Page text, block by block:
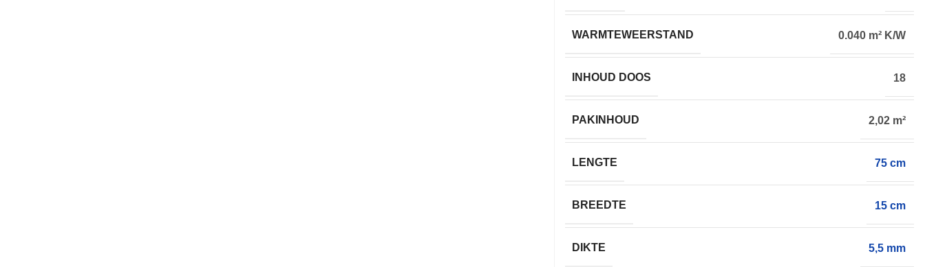
WARMTEWEERSTAND 0.040 m² K/W
INHOUD DOOS 18
PAKINHOUD 2,02 m²
LENGTE 75 cm
BREEDTE 15 cm
DIKTE 5,5 mm